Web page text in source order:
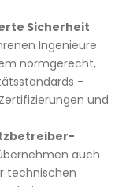
Sicherheit
Ingenieure
normgerecht,
–
und
auch
technischen